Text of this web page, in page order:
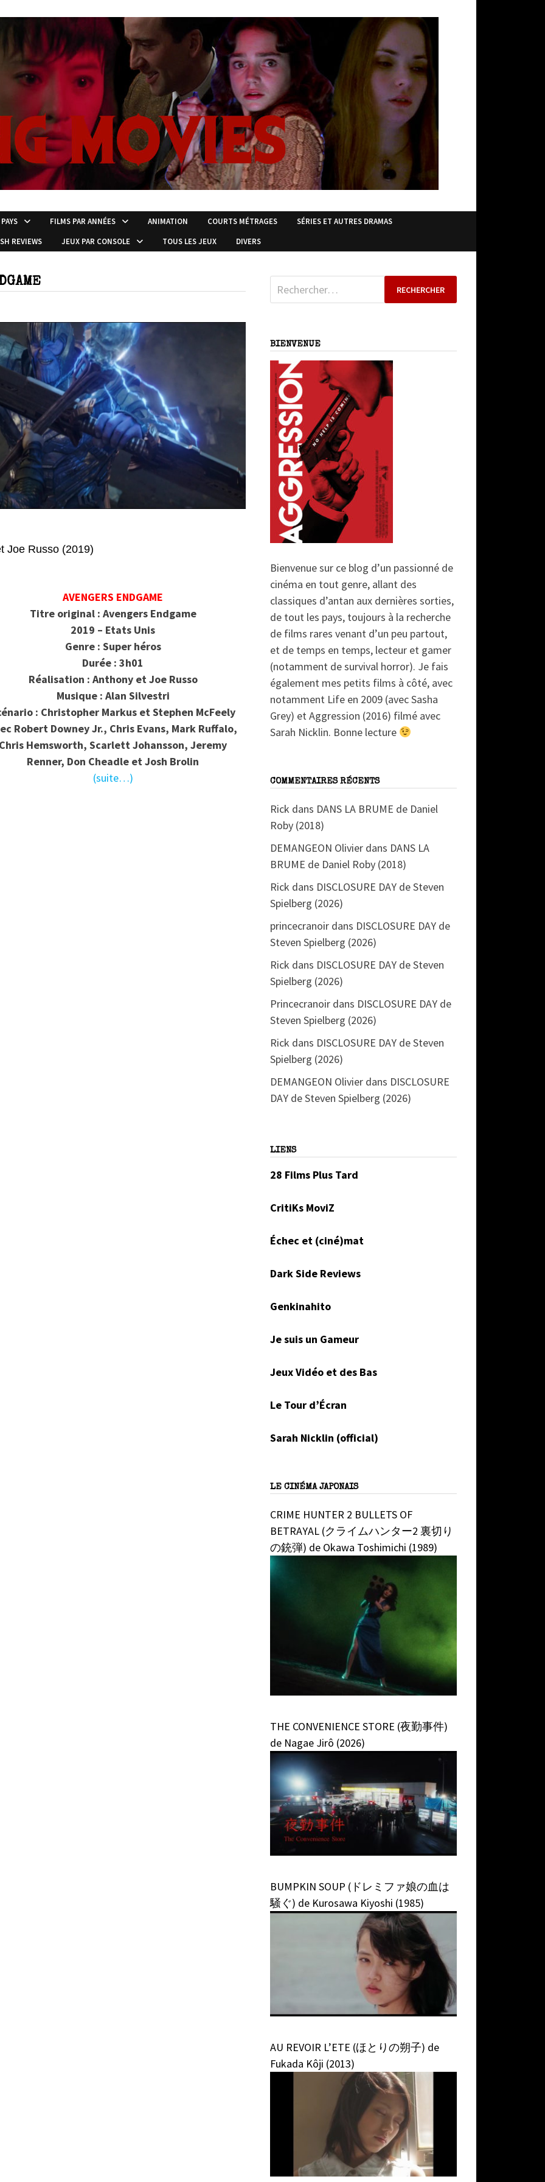
FILMS PAR ANNÉES ANIMATION COURTS MÉTRAGES
SÉRIES ET AUTRES DRAMAS
REVIEWS
JEUX PAR CONSOLE TOUS LES JEUX DIVERS
Joe Russo (2019)
AVENGERS ENDGAME
Titre original : Avengers Endgame
2019 – Etats Unis
Genre : Super héros
Durée : 3h01
Réalisation : Anthony et Joe Russo
Musique : Alan Silvestri
: Christopher Markus et Stephen McFeely
Robert Downey Jr., Chris Evans, Mark Ruffalo,
Hemsworth, Scarlett Johansson, Jeremy
Renner, Don Cheadle et Josh Brolin
(suite…)
Rechercher :
BIENVENUE
Bienvenue sur ce blog d’un passionné de
cinéma en tout genre, allant des
classiques d’antan aux dernières sorties,
de tout les pays, toujours à la recherche
de films rares venant d’un peu partout,
et de temps en temps, lecteur et gamer
(notamment de survival horror). Je fais
également mes petits films à côté, avec
notamment Life en 2009 (avec Sasha
Grey) et Aggression (2016) filmé avec
Sarah Nicklin. Bonne lecture
COMMENTAIRES RÉCENTS
Rick dans DANS LA BRUME de Daniel
Roby (2018)
DEMANGEON Olivier dans DANS LA
BRUME de Daniel Roby (2018)
Rick dans DISCLOSURE DAY de Steven
Spielberg (2026)
princecranoir dans DISCLOSURE DAY de
Steven Spielberg (2026)
Rick dans DISCLOSURE DAY de Steven
Spielberg (2026)
Princecranoir dans DISCLOSURE DAY de
Steven Spielberg (2026)
Rick dans DISCLOSURE DAY de Steven
Spielberg (2026)
DEMANGEON Olivier dans DISCLOSURE
DAY de Steven Spielberg (2026)
LIENS
28 Films Plus Tard
CritiKs MoviZ
Échec et (ciné)mat
Dark Side Reviews
Genkinahito
Je suis un Gameur
Jeux Vidéo et des Bas
Le Tour d’Écran
Sarah Nicklin (official)
LE CINÉMA JAPONAIS
CRIME HUNTER 2 BULLETS OF
BETRAYAL (クライムハンター2 裏切り
の銃弾) de Okawa Toshimichi (1989)
THE CONVENIENCE STORE (夜勤事件)
de Nagae Jirô (2026)
BUMPKIN SOUP (ドレミファ娘の血は
騒ぐ) de Kurosawa Kiyoshi (1985)
AU REVOIR L’ETE (ほとりの朔子) de
Fukada Kôji (2013)